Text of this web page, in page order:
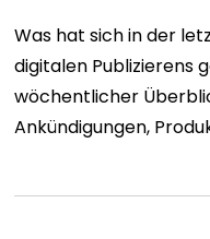
Was hat sich in der
digitalen Publizierens
wöchentlicher
Ankündigungen,